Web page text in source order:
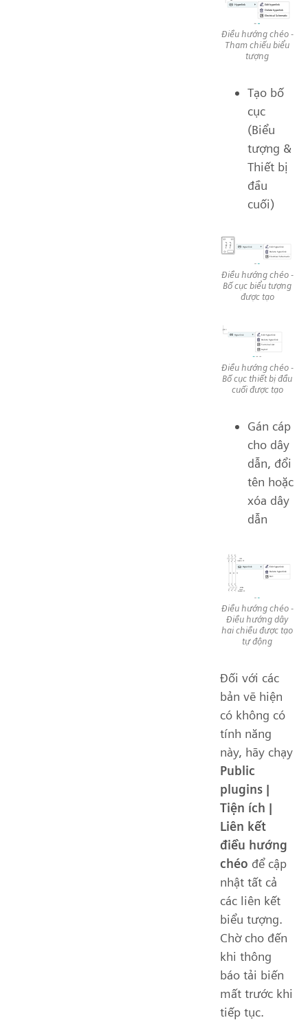
Điều hướng chéo -
Tham chiếu biểu
tượng
Tạo bố
cục
(Biểu
tượng &
Thiết bị
đầu
cuối)
Điều hướng chéo -
Bố cục biểu tượng
được tạo
Điều hướng chéo -
Bố cục thiết bị đầu
cuối được tạo
Gán cáp
cho dây
dẫn, đổi
tên hoặc
xóa dây
dẫn
Điều hướng chéo -
Điều hướng dây
hai chiều được tạo
tự động
Đối với các
bản vẽ hiện
có không có
tính năng
này, hãy chạy
Public
plugins |
Tiện ích |
Liên kết
điều hướng
chéo để cập
nhật tất cả
các liên kết
biểu tượng.
Chờ cho đến
khi thông
báo tải biến
mất trước khi
tiếp tục.